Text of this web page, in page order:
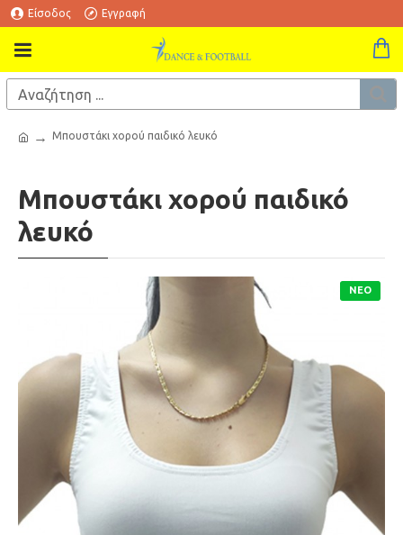
Είσοδος Εγγραφή
Μπουστάκι χορού παιδικό λευκό
Μπουστάκι χορού παιδικό
λευκό
ΝΈΟ